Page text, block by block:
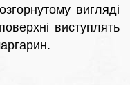
вигляді
виступлять